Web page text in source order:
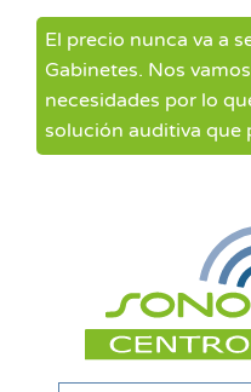
El precio nunca va a
Gabinetes. Nos
necesidades por lo
solución auditiva que